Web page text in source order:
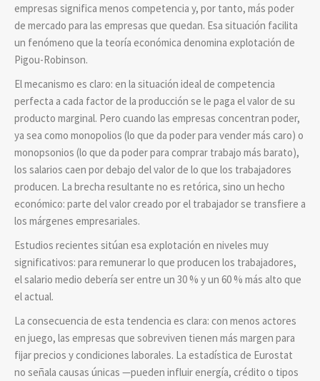
empresas significa menos competencia y, por tanto, más poder
de mercado para las empresas que quedan. Esa situación facilita
un fenómeno que la teoría económica denomina explotación de
Pigou-Robinson.
El mecanismo es claro: en la situación ideal de competencia
perfecta a cada factor de la producción se le paga el valor de su
producto marginal. Pero cuando las empresas concentran poder,
ya sea como monopolios (lo que da poder para vender más caro) o
monopsonios (lo que da poder para comprar trabajo más barato),
los salarios caen por debajo del valor de lo que los trabajadores
producen. La brecha resultante no es retórica, sino un hecho
económico: parte del valor creado por el trabajador se transfiere a
los márgenes empresariales.
Estudios recientes sitúan esa explotación en niveles muy
significativos: para remunerar lo que producen los trabajadores,
el salario medio debería ser entre un 30 % y un 60 % más alto que
el actual.
La consecuencia de esta tendencia es clara: con menos actores
en juego, las empresas que sobreviven tienen más margen para
fijar precios y condiciones laborales. La estadística de Eurostat
no señala causas únicas —pueden influir energía, crédito o tipos